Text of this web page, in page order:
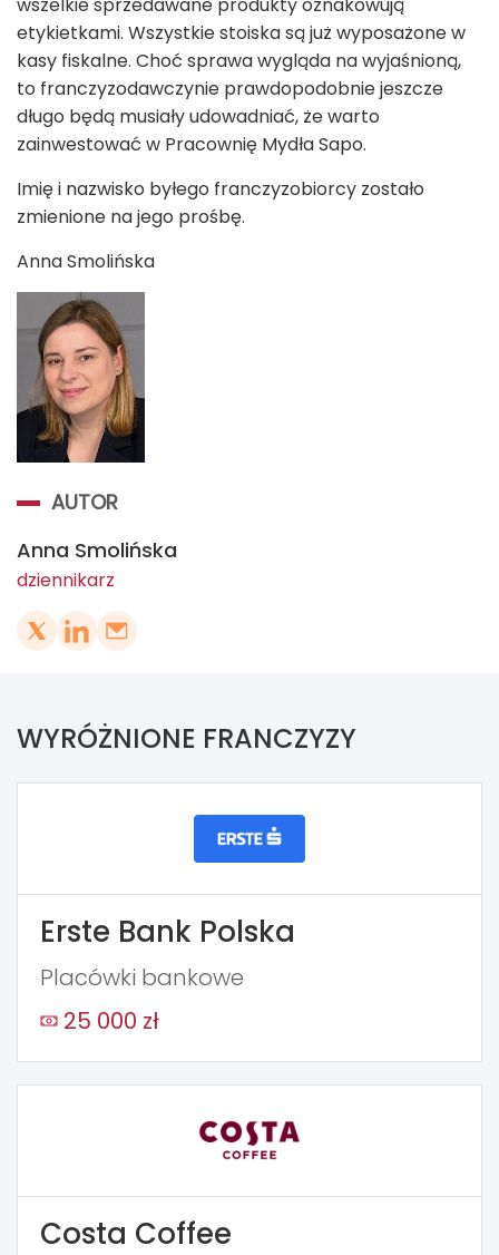
etykietkami. Wszystkie stoiska są już wyposażone w
kasy fiskalne. Choć sprawa wygląda na wyjaśnioną,
to franczyzodawczynie prawdopodobnie jeszcze
długo będą musiały udowadniać, że warto
zainwestować w Pracownię Mydła Sapo.
Imię i nazwisko byłego franczyzobiorcy zostało
zmienione na jego prośbę.
Anna Smolińska
AUTOR
Anna Smolińska
dziennikarz
WYRÓŻNIONE FRANCZYZY
Erste Bank Polska
Placówki bankowe
25 000 zł
Costa Coffee